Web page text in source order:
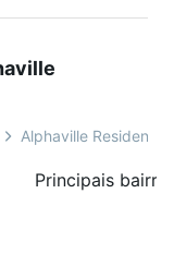
Alphaville
Principais